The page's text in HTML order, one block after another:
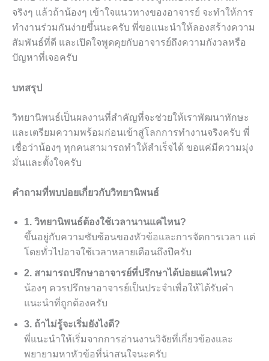
จริงๆ แล้วถ้าน้องๆ เข้าใจแนวทางของอาจารย์ จะทำให้การ
ทำงานร่วมกันง่ายขึ้นนะครับ พี่ขอแนะนำให้ลองสร้างความ
สัมพันธ์ที่ดี และเปิดใจพูดคุยกับอาจารย์ถึงความกังวลหรือ
ปัญหาที่เจอครับ
บทสรุป
วิทยานิพนธ์เป็นผลงานที่สำคัญที่จะช่วยให้เราพัฒนาทักษะ
และเตรียมความพร้อมก่อนเข้าสู่โลกการทำงานจริงครับ พี่
เชื่อว่าน้องๆ ทุกคนสามารถทำให้สำเร็จได้ ขอแค่มีความมุ่ง
มั่นและตั้งใจครับ
คำถามที่พบบ่อยเกี่ยวกับวิทยานิพนธ์
1. วิทยานิพนธ์ต้องใช้เวลานานแค่ไหน?
ขึ้นอยู่กับความซับซ้อนของหัวข้อและการจัดการเวลา แต่
โดยทั่วไปอาจใช้เวลาหลายเดือนถึงปีครับ
2. สามารถปรึกษาอาจารย์ที่ปรึกษาได้บ่อยแค่ไหน?
น้องๆ ควรปรึกษาอาจารย์เป็นประจำเพื่อให้ได้รับคำ
แนะนำที่ถูกต้องครับ
3. ถ้าไม่รู้จะเริ่มยังไงดี?
พี่แนะนำให้เริ่มจากการอ่านงานวิจัยที่เกี่ยวข้องและ
พยายามหาหัวข้อที่น่าสนใจนะครับ